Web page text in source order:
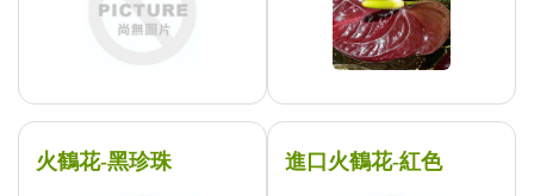
火鶴花-黑珍珠 進口火鶴花-紅色